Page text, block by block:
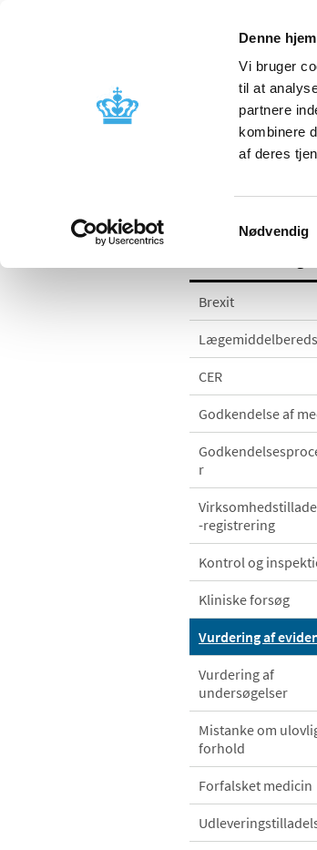
Denne
Vi bruger
til at
partnere
kombinere
af deres
Nødvendig
Godkendelse og
Brexit
CER
Godkendelse af
r
-registrering
Kontrol og
Kliniske forsøg
Vurdering af
Vurdering af
undersøgelser
Mistanke om
forhold
Forfalsket medicin